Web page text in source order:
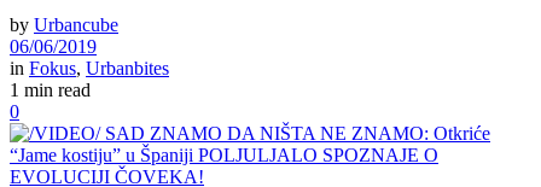
by Urbancube
06/06/2019
in Fokus, Urbanbites
1 min read
0